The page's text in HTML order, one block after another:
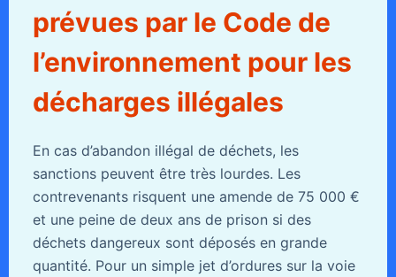
prévues par le Code de
l’environnement pour les
décharges illégales
En cas d’abandon illégal de déchets, les
sanctions peuvent être très lourdes. Les
contrevenants risquent une amende de 75 000 €
et une peine de deux ans de prison si des
déchets dangereux sont déposés en grande
quantité. Pour un simple jet d’ordures sur la voie